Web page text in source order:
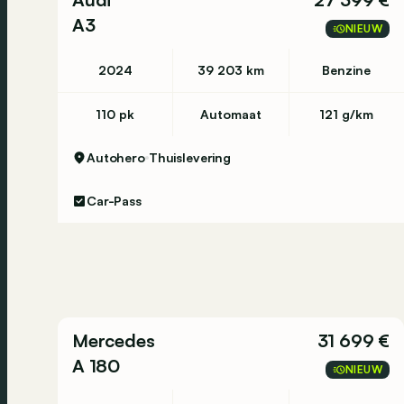
A3
NIEUW
2024 39 203 km Benzine
110 pk Automaat 121 g/km
Autohero Thuislevering
Car-Pass
Mercedes
A 180
31 699 €
NIEUW